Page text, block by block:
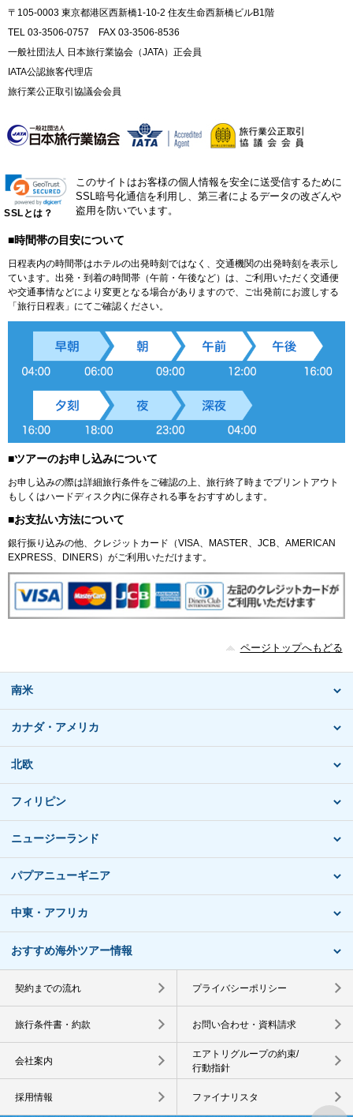
〒105-0003 東京都港区西新橋1-10-2 住友生命西新橋ビルB1階
TEL 03-3506-0757 FAX 03-3506-8536
一般社団法人 日本旅行業協会（JATA）正会員
IATA公認旅客代理店
旅行業公正取引協議会会員
SSLとは？
このサイトはお客様の個人情報を安全に送受信するために
SSL暗号化通信を利用し、第三者によるデータの改ざんや
盗用を防いでいます。
■時間帯の目安について
日程表内の時間帯はホテルの出発時刻ではなく、交通機関の出発時刻を表示し
ています。出発・到着の時間帯（午前・午後など）は、ご利用いただく交通便
や交通事情などにより変更となる場合がありますので、ご出発前にお渡しする
「旅行日程表」にてご確認ください。
■ツアーのお申し込みについて
お申し込みの際は詳細旅行条件をご確認の上、旅行終了時までプリントアウト
もしくはハードディスク内に保存される事をおすすめします。
■お支払い方法について
銀行振り込みの他、クレジットカード（VISA、MASTER、JCB、AMERICAN
EXPRESS、DINERS）がご利用いただけます。
ページトップへもどる
南米
カナダ・アメリカ
北欧
フィリピン
ニュージーランド
パプアニューギニア
中東・アフリカ
おすすめ海外ツアー情報
契約までの流れ プライバシーポリシー
旅行条件書・約款 お問い合わせ・資料請求
会社案内
エアトリグループの約束/
行動指針
採用情報 ファイナリスタ